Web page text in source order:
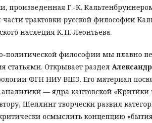
произведенная Г.-К.
трактовки русской философии
наследия К. Н. Леонтьева.
политической философии мы плавно
статьями. Открывает раздел
ФГН НИУ ВШЭ. Его материал
— ядра кантовской «Критики
Шеллинг творчески развил
осмыслить концепцию